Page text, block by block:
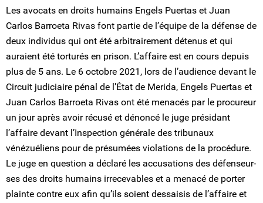
Les avocats en droits humains Engels Puertas et Juan
Carlos Barroeta Rivas font partie de l’équipe de la défense de
deux individus qui ont été arbitrairement détenus et qui
auraient été torturés en prison. L’affaire est en cours depuis
plus de 5 ans. Le 6 octobre 2021, lors de l’audience devant le
Circuit judiciaire pénal de l’État de Merida, Engels Puertas et
Juan Carlos Barroeta Rivas ont été menacés par le procureur
un jour après avoir récusé et dénoncé le juge présidant
l’affaire devant l’Inspection générale des tribunaux
vénézuéliens pour de présumées violations de la procédure.
Le juge en question a déclaré les accusations des défenseur-
ses des droits humains irrecevables et a menacé de porter
plainte contre eux afin qu’ils soient dessaisis de l’affaire et